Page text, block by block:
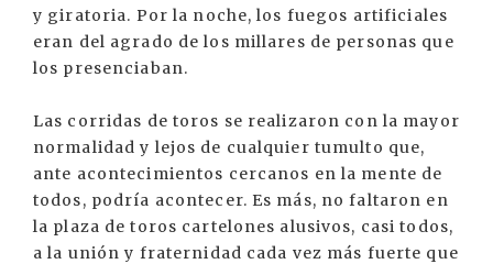
y giratoria. Por la noche, los fuegos artificiales
eran del agrado de los millares de personas que
los presenciaban.
Las corridas de toros se realizaron con la mayor
normalidad y lejos de cualquier tumulto que,
ante acontecimientos cercanos en la mente de
todos, podría acontecer. Es más, no faltaron en
la plaza de toros cartelones alusivos, casi todos,
a la unión y fraternidad cada vez más fuerte que